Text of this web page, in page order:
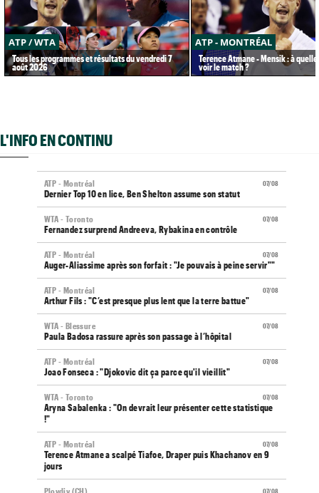
ATP / WTA
Tous les programmes et résultats du vendredi 7
août 2026
ATP - MONTRÉAL
Terence Atmane - Mensik : à
voir le match ?
L'INFO EN CONTINU
07/08
ATP - Montréal
Dernier Top 10 en lice, Ben Shelton assume son statut
07/08
WTA - Toronto
Fernandez surprend Andreeva, Rybakina en contrôle
07/08
ATP - Montréal
Auger-Aliassime après son forfait : "Je pouvais à peine servir""
07/08
ATP - Montréal
Arthur Fils : "C’est presque plus lent que la terre battue"
07/08
WTA - Blessure
Paula Badosa rassure après son passage à l’hôpital
07/08
ATP - Montréal
Joao Fonseca : "Djokovic dit ça parce qu'il vieillit"
07/08
WTA - Toronto
Aryna Sabalenka : "On devrait leur présenter cette statistique
!"
07/08
ATP - Montréal
Terence Atmane a scalpé Tiafoe, Draper puis Khachanov en 9
jours
07/08